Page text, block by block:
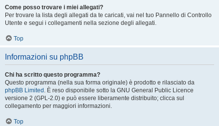
Come posso trovare i miei allegati?
Per trovare la lista degli allegati da te caricati, vai nel tuo Pannello di Controllo
Utente e segui i collegamenti nella sezione degli allegati.
Top
Informazioni su phpBB
Chi ha scritto questo programma?
Questo programma (nella sua forma originale) è prodotto e rilasciato da
phpBB Limited . È reso disponibile sotto la GNU General Public Licence
versione 2 (GPL-2.0) e può essere liberamente distribuito; clicca sul
collegamento per maggiori informazioni.
Top